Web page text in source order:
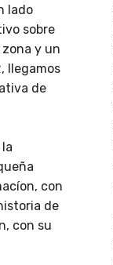
lado
sobre
zona y un
llegamos
de
con
de
con su